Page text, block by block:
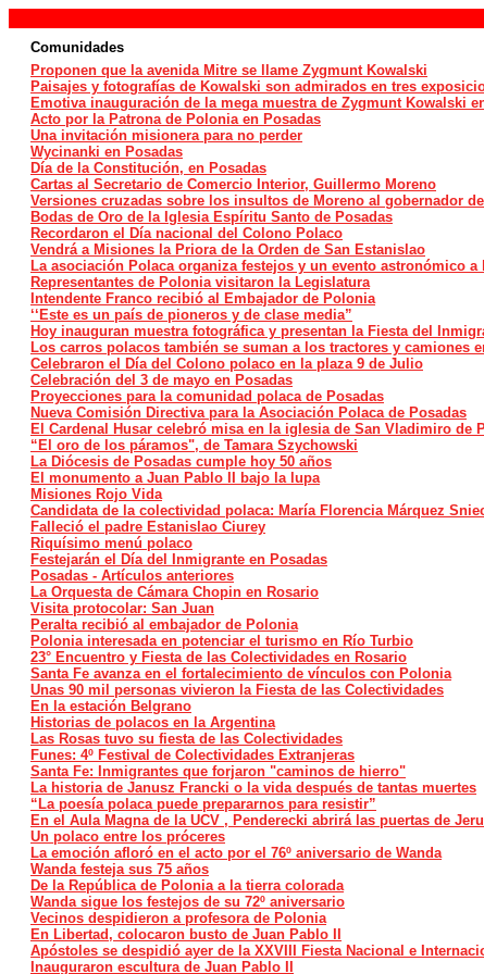
Comunidades
Proponen que la avenida Mitre se llame Zygmunt Kowalski
Paisajes y fotografías de Kowalski son admirados en tres
Emotiva inauguración de la mega muestra de Zygmunt Kowalski
Acto por la Patrona de Polonia en Posadas
Una invitación misionera para no perder
Wycinanki en Posadas
Día de la Constitución, en Posadas
Cartas al Secretario de Comercio Interior, Guillermo Moreno
Versiones cruzadas sobre los insultos de Moreno al gobernador
Bodas de Oro de la Iglesia Espíritu Santo de Posadas
Recordaron el Día nacional del Colono Polaco
Vendrá a Misiones la Priora de la Orden de San Estanislao
La asociación Polaca organiza festejos y un evento astronómico
Representantes de Polonia visitaron la Legislatura
Intendente Franco recibió al Embajador de Polonia
‘‘Este es un país de pioneros y de clase media”
Hoy inauguran muestra fotográfica y presentan la Fiesta del
Los carros polacos también se suman a los tractores y camiones
Celebraron el Día del Colono polaco en la plaza 9 de Julio
Celebración del 3 de mayo en Posadas
Proyecciones para la comunidad polaca de Posadas
Nueva Comisión Directiva para la Asociación Polaca de Posadas
El Cardenal Husar celebró misa en la iglesia de San Vladimiro de
“El oro de los páramos", de Tamara Szychowski
La Diócesis de Posadas cumple hoy 50 años
El monumento a Juan Pablo II bajo la lupa
Misiones Rojo Vida
Candidata de la colectividad polaca: María Florencia Márquez
Falleció el padre Estanislao Ciurey
Riquísimo menú polaco
Festejarán el Día del Inmigrante en Posadas
Posadas - Artículos anteriores
La Orquesta de Cámara Chopin en Rosario
Visita protocolar: San Juan
Peralta recibió al embajador de Polonia
Polonia interesada en potenciar el turismo en Río Turbio
23° Encuentro y Fiesta de las Colectividades en Rosario
Santa Fe avanza en el fortalecimiento de vínculos con Polonia
Unas 90 mil personas vivieron la Fiesta de las Colectividades
En la estación Belgrano
Historias de polacos en la Argentina
Las Rosas tuvo su fiesta de las Colectividades
Funes: 4º Festival de Colectividades Extranjeras
Santa Fe: Inmigrantes que forjaron "caminos de hierro"
La historia de Janusz Francki o la vida después de tantas muertes
“La poesía polaca puede prepararnos para resistir”
En el Aula Magna de la UCV , Penderecki abrirá las puertas de
Un polaco entre los próceres
La emoción afloró en el acto por el 76º aniversario de Wanda
Wanda festeja sus 75 años
De la República de Polonia a la tierra colorada
Wanda sigue los festejos de su 72º aniversario
Vecinos despidieron a profesora de Polonia
En Libertad, colocaron busto de Juan Pablo II
Apóstoles se despidió ayer de la XXVIII Fiesta Nacional e
Inauguraron escultura de Juan Pablo II